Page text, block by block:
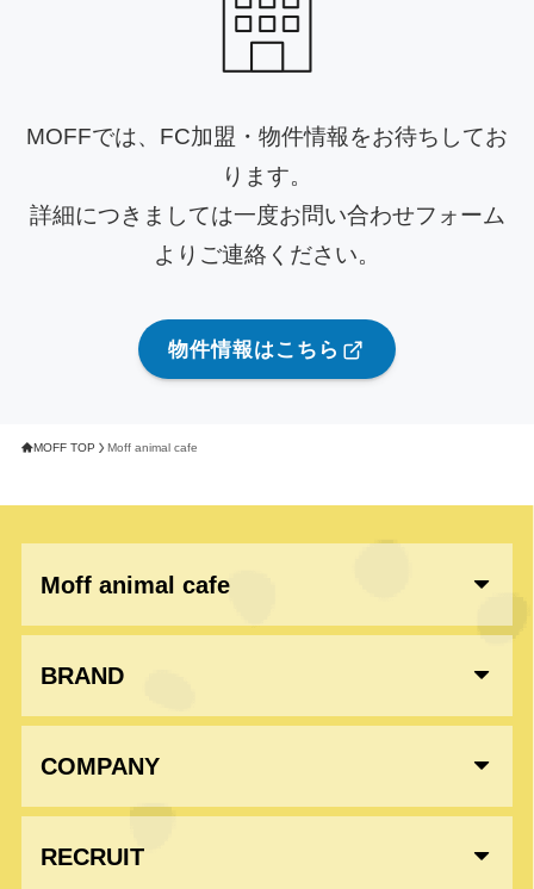
MOFFでは、FC加盟・物件情報をお待ちしてお
ります。
詳細につきましては一度お問い合わせフォーム
よりご連絡ください。
物件情報はこちら
MOFF TOP Moff animal cafe
Moff animal cafe
BRAND
COMPANY
RECRUIT